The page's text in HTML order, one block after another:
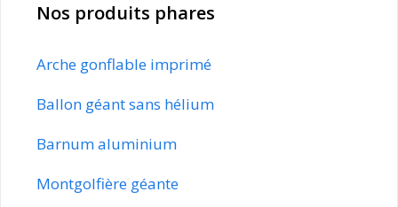
Nos produits phares
Arche gonflable imprimé
Ballon géant sans hélium
Barnum aluminium
Montgolfière géante